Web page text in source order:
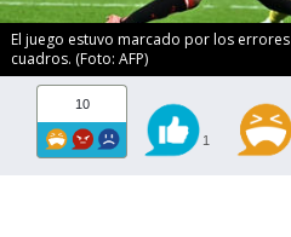
El juego estuvo marcado por los
cuadros. (Foto: AFP)
10
1